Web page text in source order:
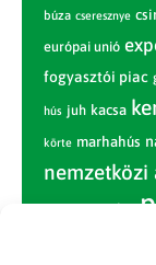
búza cseresznye
európai unió
fogyasztói piac
hús juh kacsa
körte marhahús
piac